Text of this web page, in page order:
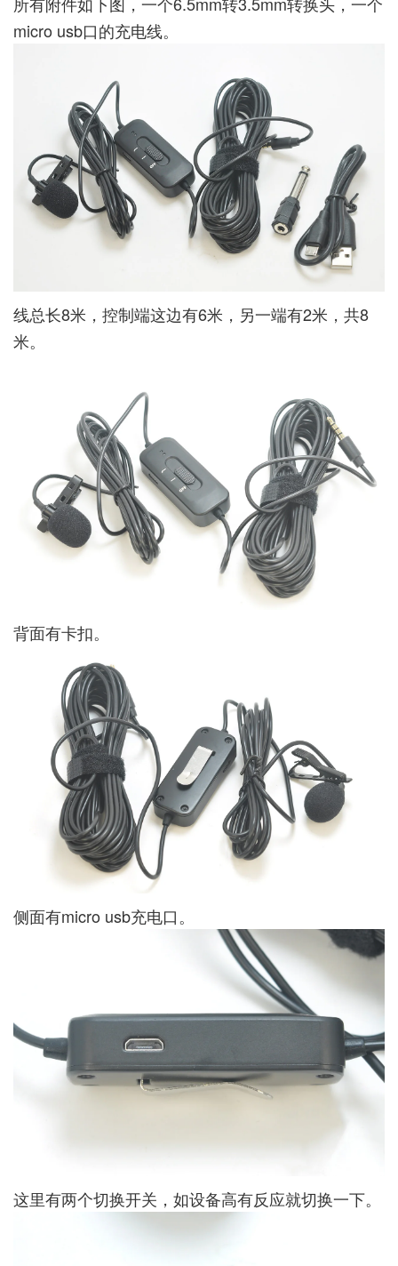
micro usb口的充电线。
线总长8米，控制端这边有6米，另一端有2米，共8
米。
背面有卡扣。
侧面有micro usb充电口。
这里有两个切换开关，如设备高有反应就切换一下。